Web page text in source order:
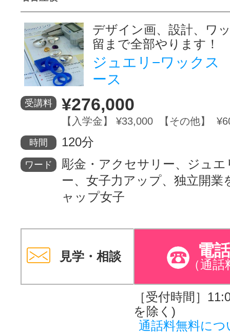
デザイン画、設計、ワ
留まで全部やります！
ジュエリ−ワック
ース
受講料 ¥276,000
【入学金】 ¥33,000 【その他】
時間 120分
ワード
彫金・アクセサリー、ジュ
ー、女子力アップ、独立開業
ャップ女子
見学・相談 電
（通話
［受付時間］
を除く)
通話料無料につ